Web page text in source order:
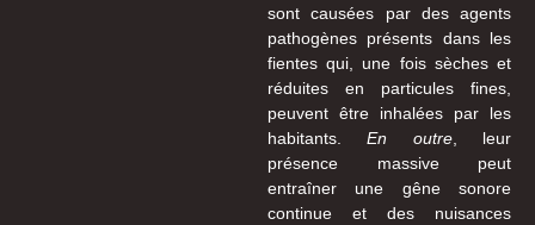
sont causées par des agents
pathogènes présents dans les
fientes qui, une fois sèches et
réduites en particules fines,
peuvent être inhalées par les
habitants.En outre, leur
présence massive peut
entraîner une gêne sonore
continue et des nuisances